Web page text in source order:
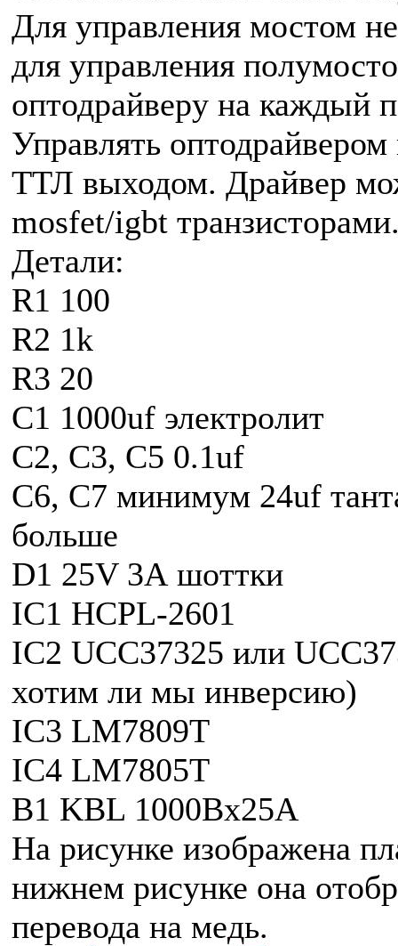
Для управления мостом
для управления
оптодрайверу на каждый
Управлять
ТТЛ выходом. Драйвер
mosfet/igbt
Детали:
R1 100
R2 1k
R3 20
C1 1000uf электролит
C2, C3, C5 0.1uf
C6, C7 минимум 24uf
больше
D1 25V 3А шоттки
IC1 HCPL-2601
IC2 UCC37325 или
хотим ли мы инверсию)
IC3 LM7809T
IC4 LM7805T
B1 KBL 1000Вх25А
На рисунке изображена
нижнем рисунке она
перевода на медь.